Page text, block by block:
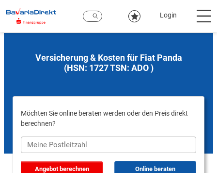
Hauptinhalt
Login
Versicherung & Kosten für Fiat Panda
(HSN: 1727 TSN: ADO )
Möchten Sie online beraten werden oder den Preis direkt
berechnen?
Angebot berechnen Online beraten